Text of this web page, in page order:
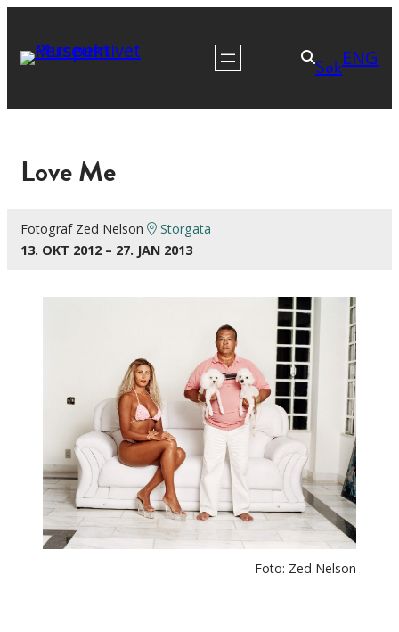
SøkENG
Love Me
Fotograf Zed Nelson
Storgata
13. OKT 2012 – 27. JAN 2013
Foto: Zed Nelson